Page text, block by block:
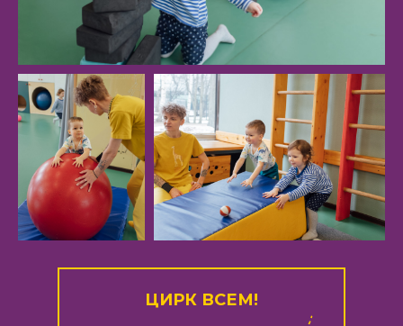
ЦИРК ВСЕМ!